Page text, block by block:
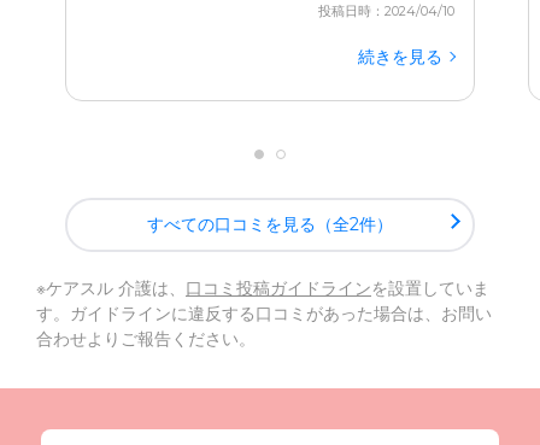
投稿日時：2024/04/10
続きを見る
すべての口コミを見る（全2件）
※ケアスル 介護は、 口コミ投稿ガイドラインを設置していま
す。ガイドラインに違反する口コミがあった場合は、お問い
合わせよりご報告ください。